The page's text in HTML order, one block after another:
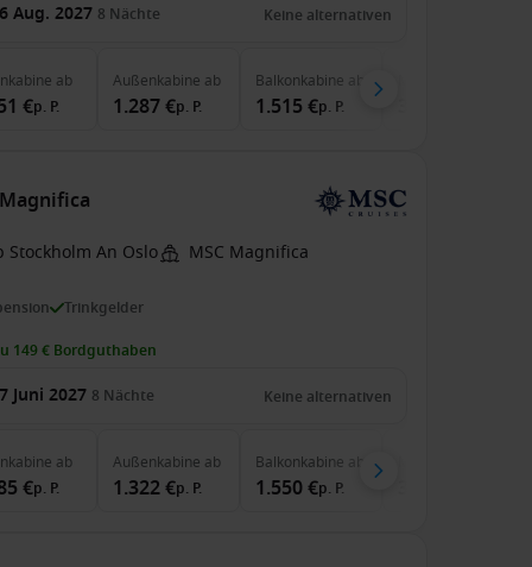
Aug. 2027 8 Nächte Keine alternativen
ab
€p. P.
Außenkabine ab
1.287 €p. P.
Balkonkabine ab
1.515 €p. P.
Stockholm An Oslo MSC Magnifica
Trinkgelder
149 € Bordguthaben
Juni 2027 8 Nächte Keine alternativen
ab
€p. P.
Außenkabine ab
1.322 €p. P.
Balkonkabine ab
1.550 €p. P.